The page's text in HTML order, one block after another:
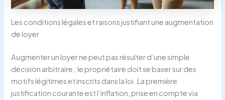
Les conditions légales et raisons justifiant une augmentation
de loyer
Augmenter un loyer ne peut pas résulter d’une simple
décision arbitraire ; le propriétaire doit se baser sur des
motifs légitimes et inscrits dans la loi. La première
justification courante est l’inflation, prise en compte via